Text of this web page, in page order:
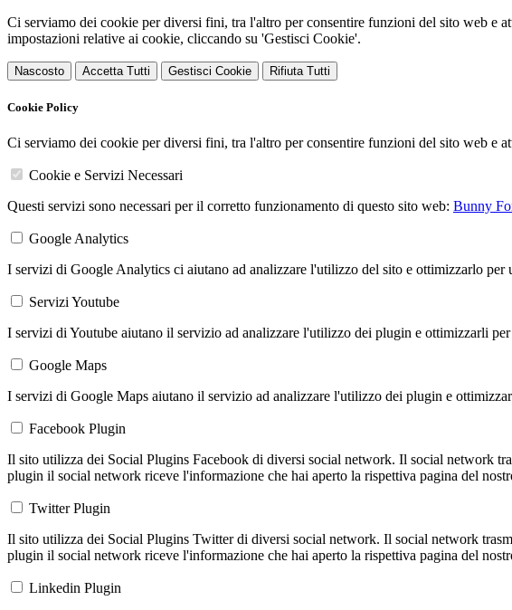
Ci serviamo dei cookie per diversi fini, tra l'altro per consentire funzioni del sito web e
impostazioni relative ai cookie, cliccando su 'Gestisci Cookie'.
Nascosto Accetta Tutti Gestisci Cookie Rifiuta Tutti
Cookie Policy
Ci serviamo dei cookie per diversi fini, tra l'altro per consentire funzioni del sito web e
Cookie e Servizi Necessari
Questi servizi sono necessari per il corretto funzionamento di questo sito web: Bunny
Google Analytics
I servizi di Google Analytics ci aiutano ad analizzare l'utilizzo del sito e ottimizzarlo per
Servizi Youtube
I servizi di Youtube aiutano il servizio ad analizzare l'utilizzo dei plugin e ottimizzarli
Google Maps
I servizi di Google Maps aiutano il servizio ad analizzare l'utilizzo dei plugin e
Facebook Plugin
Il sito utilizza dei Social Plugins Facebook di diversi social network. Il social network
plugin il social network riceve l'informazione che hai aperto la rispettiva pagina del
Twitter Plugin
Il sito utilizza dei Social Plugins Twitter di diversi social network. Il social network
plugin il social network riceve l'informazione che hai aperto la rispettiva pagina del
Linkedin Plugin